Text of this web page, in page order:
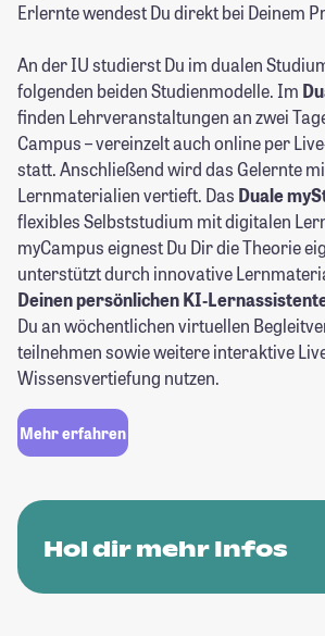
Erlernte wendest Du direkt bei Deinem
An der IU studierst Du im dualen
folgenden beiden Studienmodelle. Im
finden Lehrveranstaltungen an zwei
Campus – vereinzelt auch online per
statt. Anschließend wird das Gelernte
Lernmaterialien vertieft. Das Duale
flexibles Selbststudium mit digitalen
myCampus eignest Du Dir die Theorie
unterstützt durch innovative
Deinen persönlichen
Du an wöchentlichen virtuellen
teilnehmen sowie weitere interaktive
Wissensvertiefung nutzen.
Mehr erfahren
Hol dir mehr Infos